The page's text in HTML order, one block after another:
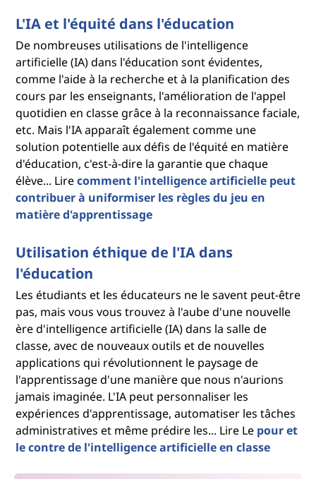
L'IA et l'équité dans l'éducation
De nombreuses utilisations de l'intelligence
artificielle (IA) dans l'éducation sont évidentes,
comme l'aide à la recherche et à la planification des
cours par les enseignants, l'amélioration de l'appel
quotidien en classe grâce à la reconnaissance faciale,
etc. Mais l'IA apparaît également comme une
solution potentielle aux défis de l'équité en matière
d'éducation, c'est-à-dire la garantie que chaque
élève... Lirecomment l'intelligence artificielle peut
contribuer à uniformiser les règles du jeu en
matière d'apprentissage
Utilisation éthique de l'IA dans
l'éducation
Les étudiants et les éducateurs ne le savent peut-être
pas, mais vous vous trouvez à l'aube d'une nouvelle
ère d'intelligence artificielle (IA) dans la salle de
classe, avec de nouveaux outils et de nouvelles
applications qui révolutionnent le paysage de
l'apprentissage d'une manière que nous n'aurions
jamais imaginée. L'IA peut personnaliser les
expériences d'apprentissage, automatiser les tâches
administratives et même prédire les... Lire Le pour et
le contre de l'intelligence artificielle en classe